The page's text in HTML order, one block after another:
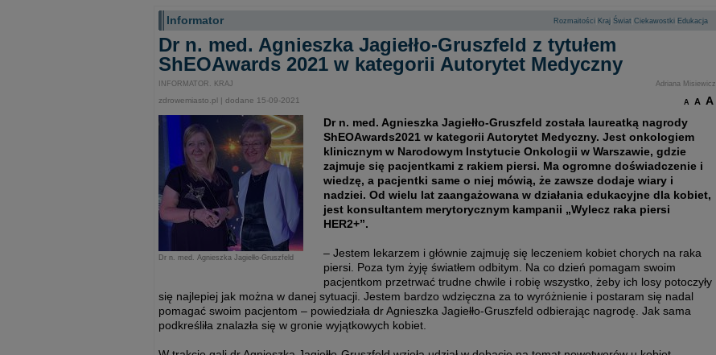
Informator Rozmaitości Kraj Świat Ciekawostki Edukacja
Dr n. med. Agnieszka Jagiełło-Gruszfeld z tytułem
ShEOAwards 2021 w kategorii Autorytet Medyczny
INFORMATOR. KRAJ Adriana Misiewicz
zdrowemiasto.pl | dodane 15-09-2021 A A A
Dr n. med. Agnieszka Jagiełło-Gruszfeld
Dr n. med. Agnieszka Jagiełło-Gruszfeld została laureatką nagrody
ShEOAwards2021 w kategorii Autorytet Medyczny. Jest onkologiem
klinicznym w Narodowym Instytucie Onkologii w Warszawie, gdzie
zajmuje się pacjentkami z rakiem piersi. Ma ogromne doświadczenie i
wiedzę, a pacjentki same o niej mówią, że zawsze dodaje wiary i
nadziei. Od wielu lat zaangażowana w działania edukacyjne dla kobiet,
jest konsultantem merytorycznym kampanii „Wylecz raka piersi
HER2+”.
– Jestem lekarzem i głównie zajmuję się leczeniem kobiet chorych na raka
piersi. Poza tym żyję światłem odbitym. Na co dzień pomagam swoim
pacjentkom przetrwać trudne chwile i robię wszystko, żeby ich losy potoczyły
się najlepiej jak można w danej sytuacji. Jestem bardzo wdzięczna za to wyróżnienie i postaram się nadal
pomagać swoim pacjentom – powiedziała dr Agnieszka Jagiełło-Gruszfeld odbierając nagrodę. Jak sama
podkreśliła znalazła się w gronie wyjątkowych kobiet.